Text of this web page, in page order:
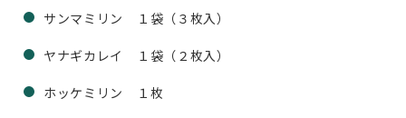
サンマミリン １袋（３枚入）
ヤナギカレイ １袋（２枚入）
ホッケミリン １枚